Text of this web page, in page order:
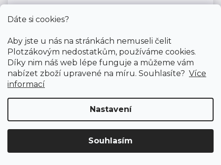
Dáte si cookies?
Aby jste u nás na stránkách nemuseli čelit
Plotzákovým nedostatkům, používáme cookies.
Díky nim náš web lépe funguje a můžeme vám
nabízet zboží upravené na míru. Souhlasíte? Více
informací
Nastavení
Souhlasím